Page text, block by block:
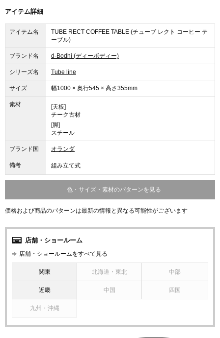
アイテム詳細
アイテム名
TUBE RECT COFFEE TABLE (チューブ レクト コーヒー テ
ーブル)
ブランド名 d-Bodhi (ディーボディー)
シリーズ名 Tube line
サイズ 幅1000 × 奥行545 × 高さ355mm
素材
[天板]
チーク古材
[脚]
スチール
ブランド国 オランダ
備考 組み立て式
色・サイズ・素材のパターンを見る
価格および商品のパターンは最新の情報と異なる可能性がございます
店舗・ショールーム
店舗・ショールームをすべて見る
関東 北海道・東北 中部
近畿 中国 四国
九州・沖縄